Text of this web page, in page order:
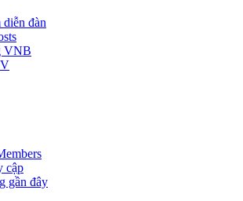
đàn
VNB
cập
gần đây